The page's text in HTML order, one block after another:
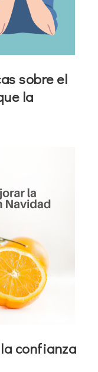
sobre el
la
confianza